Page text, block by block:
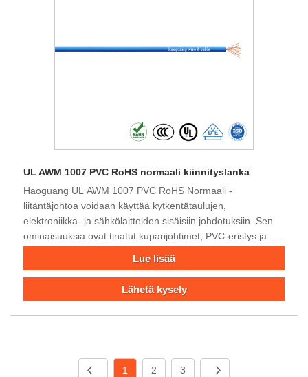
UL AWM 1007 PVC RoHS normaali kiinnityslanka
Haoguang UL AWM 1007 PVC RoHS Normaali -
liitäntäjohtoa voidaan käyttää kytkentätaulujen,
elektroniikka- ja sähkölaitteiden sisäisiin johdotuksiin. Sen
ominaisuuksia ovat tinatut kuparijohtimet, PVC-eristys ja
seen. Se läpäisi liekkitestin. Haoguang-kaapeli tarjoaa tukea
keskustellaksesi vaatimuksistasi.
Lue lisää
Lähetä kysely
1 2 3